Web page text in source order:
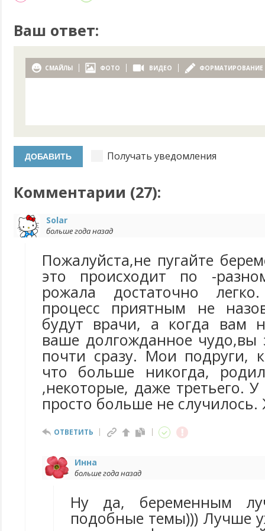
Ваш ответ:
СМАЙЛЫ ФОТО ВИДЕО ФОРМАТИРОВАНИЕ
Получать уведомления
Комментарии (27):
Solar
больше года назад
Пожалуйста,не пугайте
это происходит по -
рожала достаточно
процесс приятным не
будут врачи, а когда вам
ваше долгожданное чудо,вы
почти сразу. Мои подруги,
что больше никогда,
,некоторые, даже третьего.
просто больше не
ОТВЕТИТЬ
Инна
больше года назад
Ну да, беременным
подобные темы))) Лучше